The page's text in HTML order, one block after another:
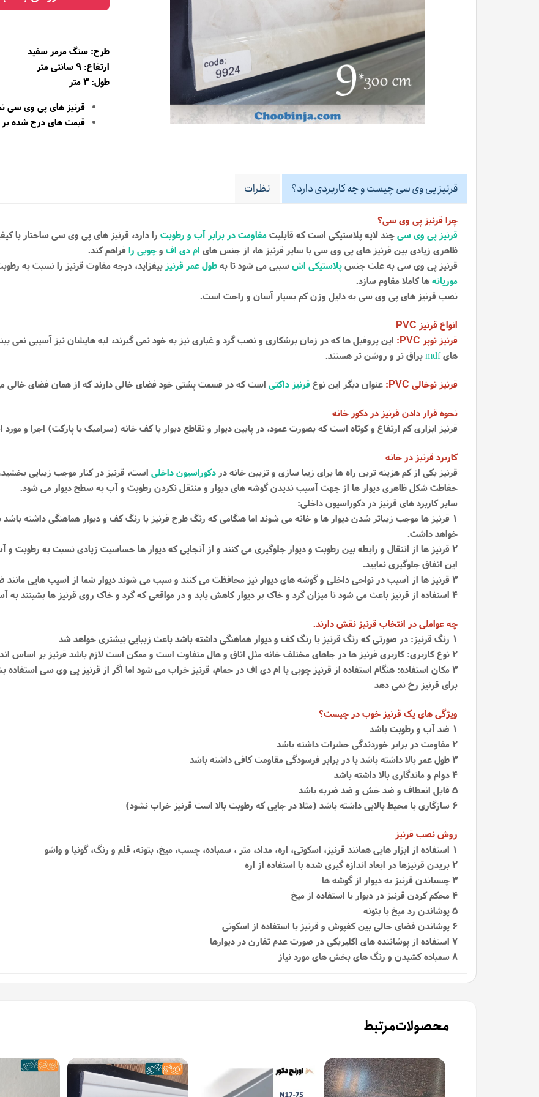
طرح: سنگ مرمر سفید
ارتفاع: 9 سانتی متر
طول: 3 متر
قرنیز های پی وی سی
قیمت های درج شده
قرنیز پی وی سی چیست و چه کاربردی دارد؟ نظرات
چرا قرنیز پی وی سی؟
قرنیز پی وی سیچند لایه پلاستیکی است که قابلیتمقاومت در برابر آب و رطوبت را دارد، قرنیز های پی وی سی ساختار با
ظاهری زیادی بین قرنیز های پی وی سی با سایر قرنیز ها، از جنس های ام دی اف وچوبی را فراهم کند.
قرنیز پی وی سی به علت جنسپلاستیکی اشسببی می شود تا بهطول عمر قرنیز بیفزاید، درجه مقاوت قرنیز را نسبت به
موریانهها کاملا مقاوم سازد.
نصب قرنیز های پی وی سی به دلیل وزن کم بسیار آسان و راحت است.
انواع قرنیز PVC
قرنیز توپر PVC
: این پروفیل ها که در زمان برشکاری و نصب گرد و غباری نیز به خود نمی گیرند، لبه هایشان نیز آسیبی نمی
هایmdfبراق تر و روشن تر هستند.
قرنیز توخالی PVC
: عنوان دیگر این نوعقرنیز داکتی است که در قسمت پشتی خود فضای خالی دارند که از همان فضای خالی می
نحوه قرار دادن قرنیز در دکور خانه
قرنیز ابزاری کم ارتفاع و کوتاه است که بصورت عمود، در پایین دیوار و تقاطع دیوار با کف خانه (سرامیک یا پارکت) اجرا و مورد
کاربرد قرنیز در خانه
قرنیز یکی از کم هزینه ترین راه ها برای زیبا سازی و تزیین خانه در دکوراسیون داخلی است، قرنیز در کنار موجب زیبایی
حفاظت شکل ظاهری دیوار ها از جهت آسیب ندیدن گوشه ‌های دیوار و منتقل نکردن رطوبت و آب به سطح دیوار می‌ شود.
سایر کاربرد های قرنیز در دکوراسیون داخلی:
1 قرنیز ها موجب زیباتر شدن دیوار ها و خانه می شوند اما هنگامی که رنگ طرح قرنیز با رنگ کف و دیوار هماهنگی داشته
خواهد داشت.
2 قرنیز ها از انتقال و رابطه بین رطوبت و دیوار جلوگیری می کنند و از آنجایی که دیوار ها حساسیت زیادی نسبت به رطوبت و
این اتفاق جلوگیری نمایید.
3 قرنیز ها از آسیب در نواحی داخلی و گوشه های دیوار نیز محافظت می کنند و سبب می شوند دیوار شما از آسیب هایی مانند ضربه محکم، مثل برخورد آچار محافظت کند
4 استفاده از قرنیز باعث می شود تا میزان گرد و خاک بر دیوار کاهش یابد و در مواقعی که گرد و خاک روی قرنیز ها بشینند به آسانی قابل نظافت هستند.
چه عواملی در انتخاب قرنیز نقش دارند.
1 رنگ قرنیز: در صورتی که رنگ قرنیز با رنگ کف و دیوار هماهنگی داشته باشد باعث زیبایی بیشتری خواهد شد
2 نوع کاربری: کاربری قرنیز ها در جاهای مختلف خانه مثل اتاق و هال متفاوت است و ممکن است لازم باشد قرنیز بر اساس اندازه و رنگ فرق کند.
3 مکان استفاده: هنگام استفاده از قرنیز چوبی یا ام دی اف در حمام، قرنیز خراب می شود اما اگر از قرنیز پی وی سی
برای قرنیز رخ نمی دهد
ویژگی های یک قرنیز خوب در چیست؟
1 ضد آب و رطوبت باشد
2 مقاومت در برابر خوردندگی حشرات داشته باشد
3 طول عمر بالا داشته باشد یا در برابر فرسودگی مقاومت کافی داشته باشد
4 دوام و ماندگاری بالا داشته باشد
5 قابل انعطاف و ضد خش و ضد ضربه باشد
6 سازگاری با محیط بالایی داشته باشد (مثلا در جایی که رطوبت بالا است قرنیز خراب نشود)
روش نصب قرنیز
1 استفاده از ابزار هایی همانند قرنیز، اسکوتی، اره، مداد، متر ، سمباده، چسب، میخ، بتونه، قلم و رنگ، گونیا و واشو
2 بریدن قرنیزها در ابعاد اندازه گیری شده با استفاده از اره
3 چسباندن قرنیز به دیوار از گوشه ها
4 محکم کردن قرنیز در دیوار با استفاده از میخ
5 پوشاندن رد میخ با بتونه
6 پوشاندن فضای خالی بین کفپوش و قرنیز با استفاده از اسکوتی
7 استفاده از پوشاننده‌ های اکلیریکی در صورت عدم تقارن در دیوارها
8 سمباده کشیدن و رنگ های بخش های مورد نیاز
محصولات مرتبط